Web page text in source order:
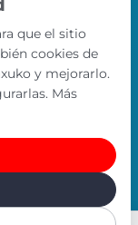
que el sitio
cookies de
y mejorarlo.
Más